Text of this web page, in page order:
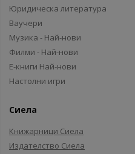
Юридическа литература
Ваучери
Музика - Най-нови
Филми - Най-нови
Е-книги Най-нови
Настолни игри
Сиела
Книжарници Сиела
Издателство Сиела